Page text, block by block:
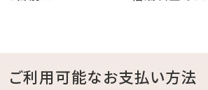
Hotel Cocktail Stay Naha
o○.｡o○.｡o○.｡o○.｡o○.｡o○.｡o○.
ご利用可能なお支払い方法